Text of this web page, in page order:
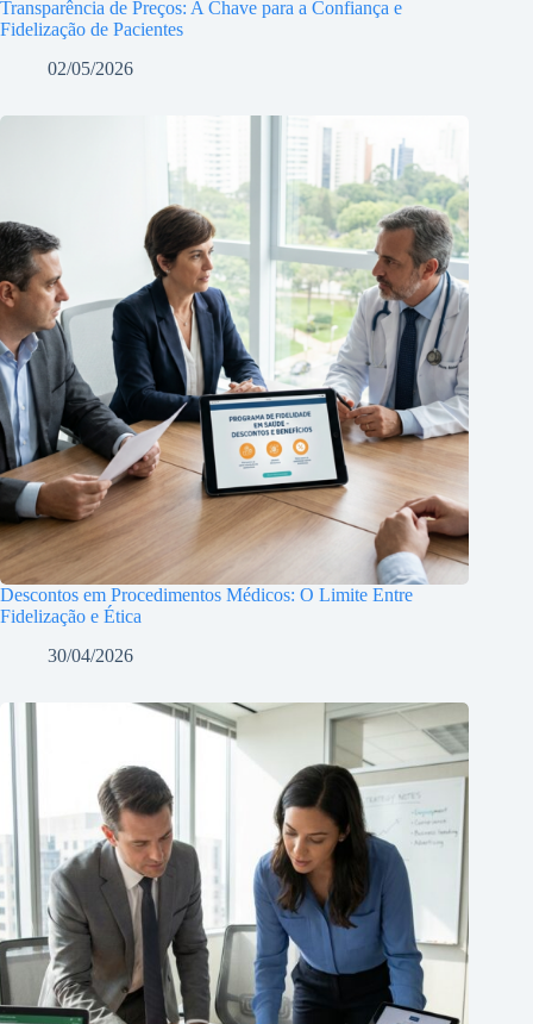
Transparência de Preços: A Chave para a Confiança e
Fidelização de Pacientes
02/05/2026
Descontos em Procedimentos Médicos: O Limite Entre
Fidelização e Ética
30/04/2026